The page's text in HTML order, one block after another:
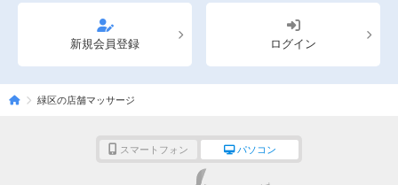
新規会員登録 ログイン
緑区の店舗マッサージ
スマートフォン パソコン